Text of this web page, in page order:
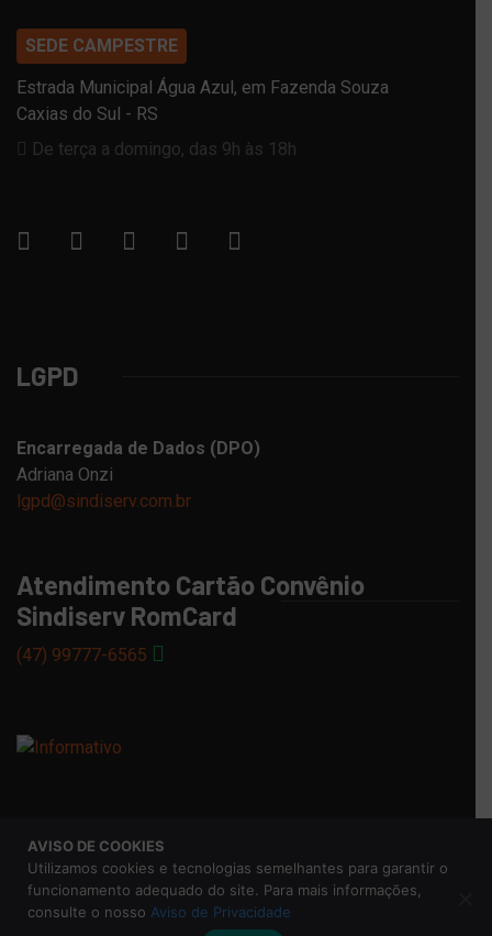
SEDE CAMPESTRE
Estrada Municipal Água Azul, em Fazenda Souza
Caxias do Sul - RS
De terça a domingo, das 9h às 18h
LGPD
Encarregada de Dados (DPO)
Adriana Onzi
lgpd@sindiserv.com.br
Atendimento Cartão Convênio
Sindiserv RomCard
(47) 99777-6565
© 2026 Sindicato dos Servidores Municipais de Caxias do
Sul |
Aviso de Privacidade
AVISO DE COOKIES
Utilizamos cookies e tecnologias semelhantes para garantir o
funcionamento adequado do site. Para mais informações,
consulte o nosso Aviso de Privacidade